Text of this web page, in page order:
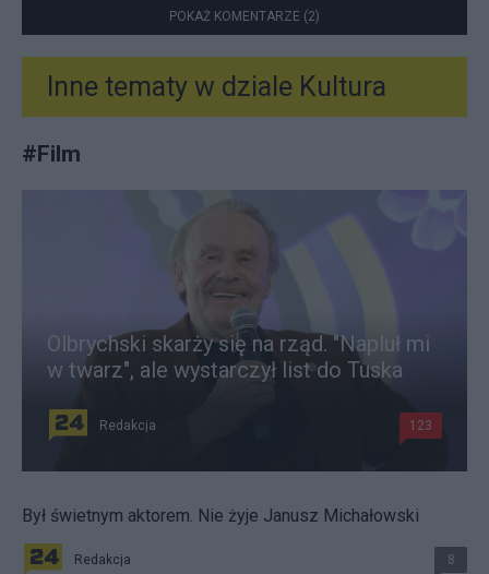
POKAŻ KOMENTARZE (2)
Inne tematy w dziale Kultura
#Film
Olbrychski skarży się na rząd. "Napluł mi
w twarz", ale wystarczył list do Tuska
Redakcja 123
Był świetnym aktorem. Nie żyje Janusz Michałowski
Redakcja 8